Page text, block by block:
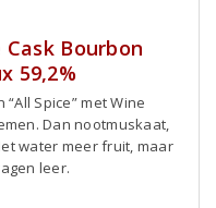
Bourbon
59,2%
Spice” met Wine
Dan nootmuskaat,
water meer fruit, maar
leer.